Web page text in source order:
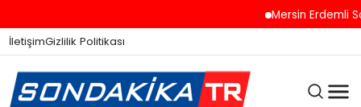
Mersin Erdemli
İletişimGizlilik Politikası